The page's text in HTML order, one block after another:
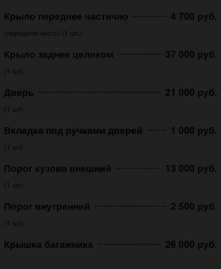
Крыло переднее частично 4 700 руб.
(передняя часть) (1 шт.)
Крыло заднее целиком 37 000 руб.
(1 шт)
Дверь 21 000 руб.
(1 шт)
Вкладка под ручками дверей 1 000 руб.
(1 шт)
Порог кузова внешний 13 000 руб.
(1 шт)
Порог внутренний 2 500 руб.
(1 шт)
Крышка багажника 26 000 руб.